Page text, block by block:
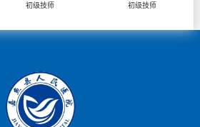
初级技师 初级技师